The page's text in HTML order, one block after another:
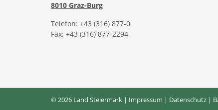
8010 Graz-Burg
Telefon: +43 (316) 877-0
Fax: +43 (316) 877-2294
© 2026 Land Steiermark | Impressum | Datenschutz |